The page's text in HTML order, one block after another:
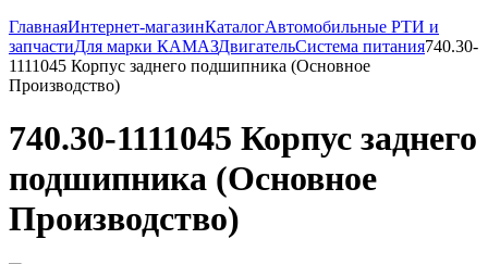
ГлавнаяИнтернет-магазинКаталогАвтомобильные РТИ и
запчастиДля марки КАМАЗДвигательСистема питания740.30-
1111045 Корпус заднего подшипника (Основное
Производство)
740.30-1111045 Корпус заднего
подшипника (Основное
Производство)